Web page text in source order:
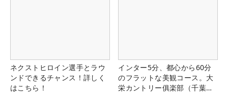
ネクストヒロイン選手とラウ
ンドできるチャンス！詳しく
はこちら！
インター5分、都心から60分
のフラットな美観コース。大
栄カントリー俱楽部（千葉